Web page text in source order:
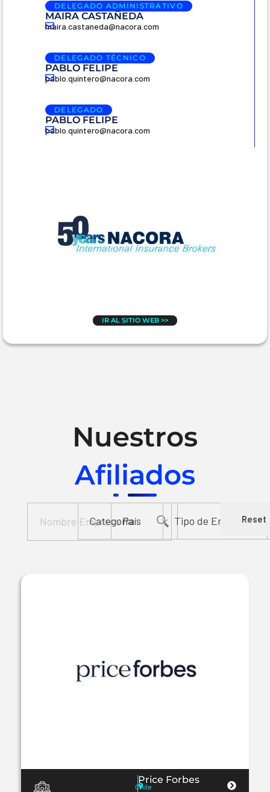
DELEGADO ADMINISTRATIVO
MAIRA CASTAÑEDA
maira.castaneda@nacora.com
DELEGADO TÉCNICO
PABLO FELIPE
pablo.quintero@nacora.com
DELEGADO
PABLO FELIPE
pablo.quintero@nacora.com
IR AL SITIO WEB >>
Nuestros
Afiliados
Reset
Price Forbes
Chile